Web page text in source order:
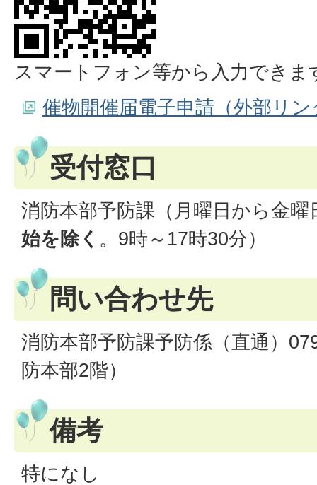
スマートフォン等から入力できま
催物開催届電子申請（外部リ
受付窓口
消防本部予防課（月曜日から金曜
始を除く 。9時～17時30分）
問い合わせ先
消防本部予防課予防係（直通）
防本部2階）
備考
特になし